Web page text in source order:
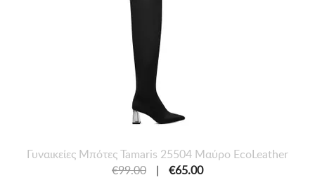
Γυναικείες Mπότες Tamaris 25504 Μαύρο EcoLeather
€99.00
| €65.00